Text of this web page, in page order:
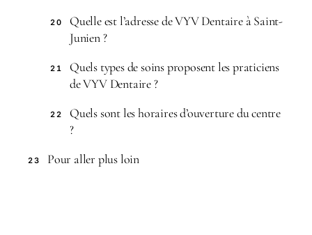
20
Quelle est l’adresse de VYV Dentaire à Saint-
Junien ?
21
Quels types de soins proposent les praticiens
de VYV Dentaire ?
22
Quels sont les horaires d’ouverture du centre
?
23 Pour aller plus loin